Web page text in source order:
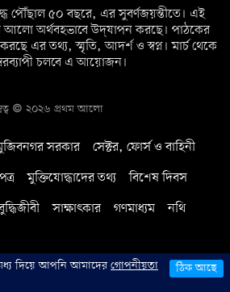
দিয়ে আপনি আমাদেরগোপনীয়তা
ঠিক আছে
পৌঁছাল ৫০ বছরে, এর সুবর্ণজয়ন্তীতে। এই
আলো অর্থবহভাবে উদ্‌যাপন করছে। পাঠকের
এর তথ্য, স্মৃতি, আদর্শ ও স্বপ্ন। মার্চ থেকে
চলবে এ আয়োজন।
© ২০২৬ প্রথম আলো
সরকার
সেক্টর, ফোর্স ও বাহিনী
মুক্তিযোদ্ধাদের তথ্য
বিশেষ দিবস
সাক্ষাৎকার গণমাধ্যম নথি